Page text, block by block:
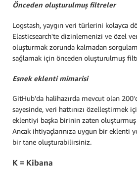
Önceden oluşturulmuş filtreler
Logstash, yaygın veri türlerini kolayca
Elasticsearch'te dizinlemenizi ve özel
oluşturmak zorunda kalmadan
sağlamak için önceden oluşturulmuş
Esnek eklenti mimarisi
GitHub'da halihazırda mevcut olan
sayesinde, veri hattınızı özelleştirmek
eklentiyi başka birinin zaten
Ancak ihtiyaçlarınıza uygun bir eklenti
bir tane oluşturabilirsiniz.
K = Kibana